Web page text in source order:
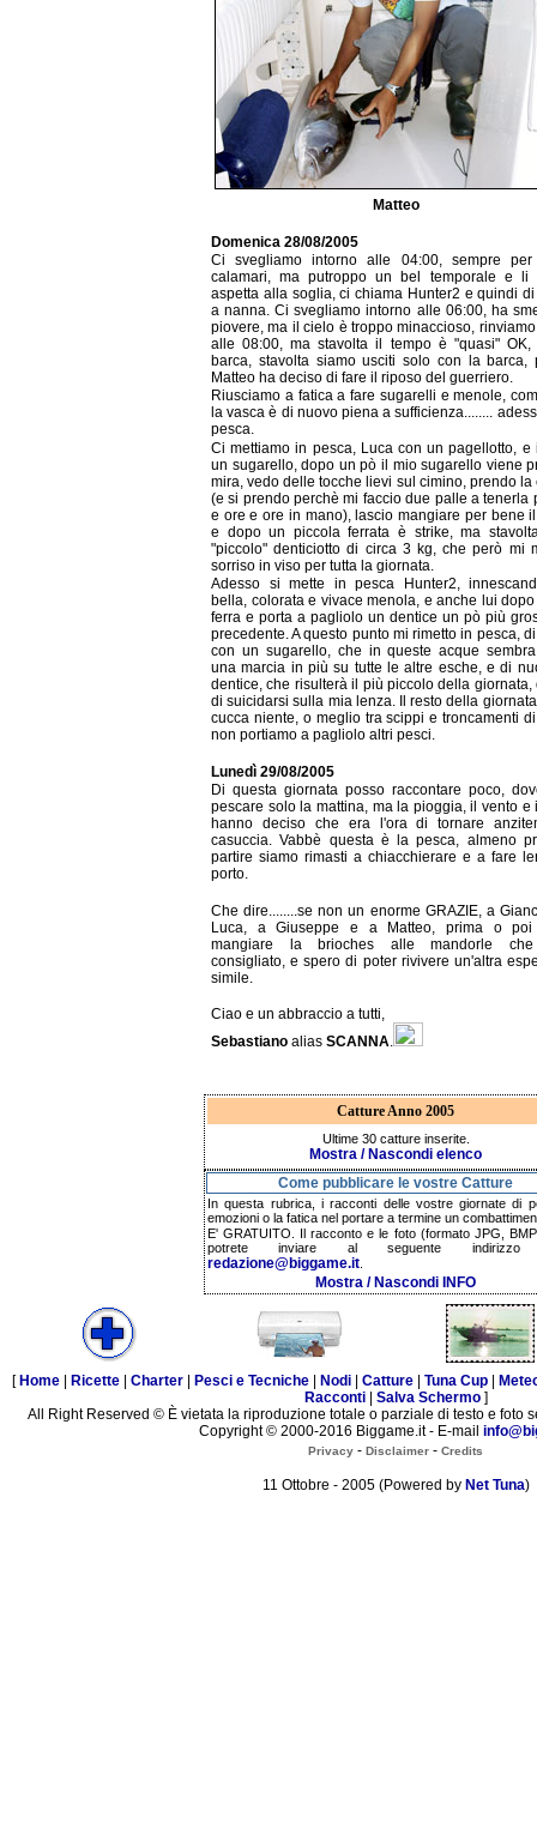
Matteo
Domenica 28/08/2005
Ci svegliamo intorno alle 04:00, sempre
calamari, ma putroppo un bel temporale e li
aspetta alla soglia, ci chiama Hunter2 e quindi
a nanna. Ci svegliamo intorno alle 06:00, ha
piovere, ma il cielo è troppo minaccioso,
alle 08:00, ma stavolta il tempo è "quasi" OK,
barca, stavolta siamo usciti solo con la barca,
Matteo ha deciso di fare il riposo del guerriero.
Riusciamo a fatica a fare sugarelli e menole,
la vasca è di nuovo piena a sufficienza........
pesca.
Ci mettiamo in pesca, Luca con un pagellotto, e
un sugarello, dopo un pò il mio sugarello viene
mira, vedo delle tocche lievi sul cimino, prendo la
(e si prendo perchè mi faccio due palle a tenerla
e ore e ore in mano), lascio mangiare per bene
e dopo un piccola ferrata è strike, ma
"piccolo" denticiotto di circa 3 kg, che però mi
sorriso in viso per tutta la giornata.
Adesso si mette in pesca Hunter2,
bella, colorata e vivace menola, e anche lui
ferra e porta a pagliolo un dentice un pò più
precedente. A questo punto mi rimetto in pesca,
con un sugarello, che in queste acque
una marcia in più su tutte le altre esche, e di
dentice, che risulterà il più piccolo della giornata,
di suicidarsi sulla mia lenza. Il resto della
cucca niente, o meglio tra scippi e troncamenti
non portiamo a pagliolo altri pesci.
Lunedì 29/08/2005
Di questa giornata posso raccontare poco,
pescare solo la mattina, ma la pioggia, il vento e
hanno deciso che era l'ora di tornare
casuccia. Vabbè questa è la pesca, almeno
partire siamo rimasti a chiacchierare e a fare
porto.
Che dire........se non un enorme GRAZIE, a
Luca, a Giuseppe e a Matteo, prima o poi
mangiare la brioches alle mandorle
consigliato, e spero di poter rivivere un'altra
simile.
Ciao e un abbraccio a tutti,
Sebastiano alias SCANNA.
Catture Anno 2005
Ultime 30 catture inserite.
Mostra / Nascondi elenco
Come pubblicare le vostre Catture
In questa rubrica, i racconti delle vostre giornate di
emozioni o la fatica nel portare a termine un
E' GRATUITO. Il racconto e le foto (formato JPG,
potrete inviare al seguente indirizzo
redazione@biggame.it
Mostra / Nascondi INFO
[ Home Ricette Charter Pesci e Tecniche Nodi Catture Tuna Cup
Racconti| Salva Schermo]
All Right Reserved © È vietata la riproduzione totale o parziale di testo e foto
Copyright © 2000-2016 Biggame.it - E-mail
Privacy - Disclaimer - Credits
11 Ottobre - 2005 (Powered by Net Tuna)